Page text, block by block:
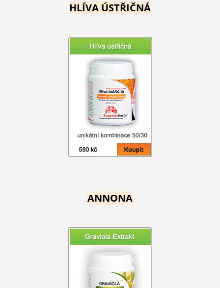
HLÍVA ÚSTŘIČNÁ
ANNONA